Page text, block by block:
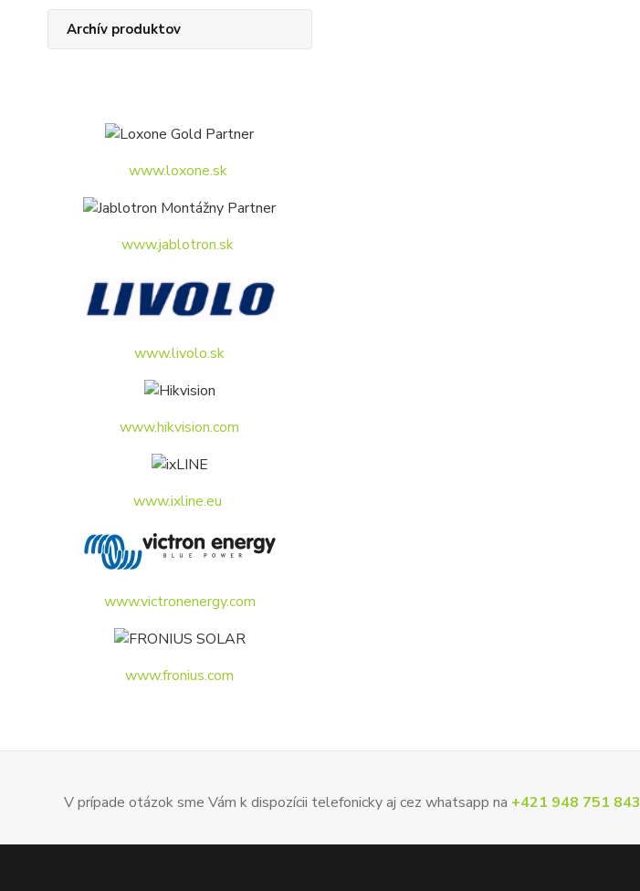
Archív produktov
www.loxone.sk
www.jablotron.sk
www.livolo.sk
www.hikvision.com
www.ixline.eu
www.victronenergy.com
www.fronius.com
V prípade otázok sme Vám k dispozícii telefonicky aj cez whatsapp na +421 948 751 843